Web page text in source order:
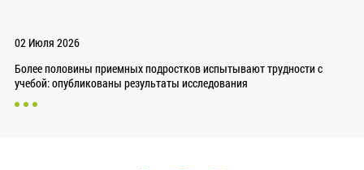
02 Июля 2026
Более половины приемных подростков испытывают трудности с
учебой: опубликованы результаты исследования